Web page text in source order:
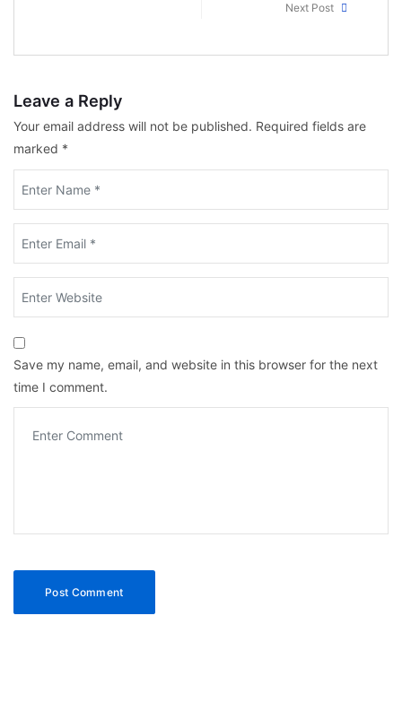
Next Post
Leave a Reply
Your email address will not be published. Required fields are
marked *
Save my name, email, and website in this browser for the next
time I comment.